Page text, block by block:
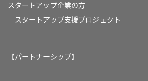
スタートアップ企業の方
スタートアップ支援プロジェクト
【パートナーシップ】